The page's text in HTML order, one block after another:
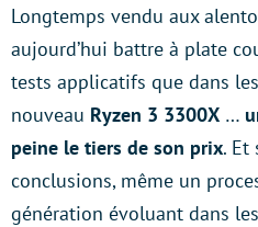
Longtemps vendu aux
aujourd’hui battre à plate
tests applicatifs que dans
nouveau Ryzen 3 3300X …
peine le tiers de son prix. Et
conclusions, même un
génération évoluant dans